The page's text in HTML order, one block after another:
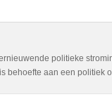
politieke
behoefte aan een politiek